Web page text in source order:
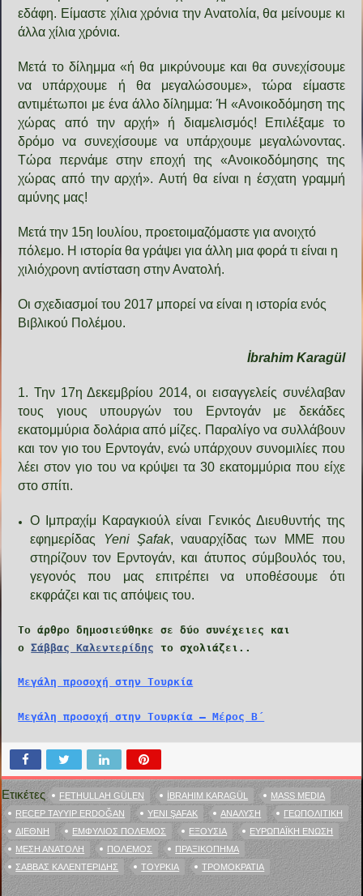
εδάφη. Είμαστε χίλια χρόνια την Ανατολία, θα μείνουμε κι
άλλα χίλια χρόνια.
Μετά το δίλημμα «ή θα μικρύνουμε και θα συνεχίσουμε
να υπάρχουμε ή θα μεγαλώσουμε», τώρα είμαστε
αντιμέτωποι με ένα άλλο δίλημμα: Ή «Ανοικοδόμηση της
χώρας από την αρχή» ή διαμελισμός! Επιλέξαμε το
δρόμο να συνεχίσουμε να υπάρχουμε μεγαλώνοντας.
Τώρα περνάμε στην εποχή της «Ανοικοδόμησης της
χώρας από την αρχή». Αυτή θα είναι η έσχατη γραμμή
αμύνης μας!
Μετά την 15η Ιουλίου, προετοιμαζόμαστε για ανοιχτό
πόλεμο. Η ιστορία θα γράψει για άλλη μια φορά τι είναι η
χιλιόχρονη αντίσταση στην Ανατολή.
Οι σχεδιασμοί του 2017 μπορεί να είναι η ιστορία ενός
Βιβλικού Πολέμου.
İbrahim Karagül
1. Την 17η Δεκεμβρίου 2014, οι εισαγγελείς συνέλαβαν
τους γιους υπουργών του Ερντογάν με δεκάδες
εκατομμύρια δολάρια από μίζες. Παραλίγο να συλλάβουν
και τον γιο του Ερντογάν, ενώ υπάρχουν συνομιλίες που
λέει στον γιο του να κρύψει τα 30 εκατομμύρια που είχε
στο σπίτι.
Ο Ιμπραχίμ Καραγκιούλ είναι Γενικός Διευθυντής της
εφημερίδας Yeni Şafak, ναυαρχίδας των ΜΜΕ που
στηρίζουν τον Ερντογάν, και άτυπος σύμβουλός του,
γεγονός που μας επιτρέπει να υποθέσουμε ότι
εκφράζει και τις απόψεις του.
Το άρθρο δημοσιεύθηκε σε δύο συνέχειες και
οΣάββας Καλεντερίδης το σχολιάζει..
Μεγάλη προσοχή στην Τουρκία
Μεγάλη προσοχή στην Τουρκία – Μέρος Β΄
Ετικέτες FETHULLAH GÜLEN İBRAHIM KARAGÜL
MASS MEDIA
RECEP TAYYIP ERDOĞAN
YENI ŞAFAK ΑΝΆΛΥΣΗ
ΓΕΩΠΟΛΙΤΙΚΉ
ΔΙΕΘΝΉ
ΕΜΦΎΛΙΟΣ ΠΌΛΕΜΟΣ ΕΞΟΥΣΊΑ
ΕΥΡΩΠΑΪΚΉ ΈΝΩΣΗ
ΜΈΣΗ ΑΝΑΤΟΛΉ
ΠΌΛΕΜΟΣ
ΠΡΑΞΙΚΌΠΗΜΑ
ΣΆΒΒΑΣ ΚΑΛΕΝΤΕΡΊΔΗΣ
ΤΟΥΡΚΊΑ ΤΡΟΜΟΚΡΑΤΊΑ